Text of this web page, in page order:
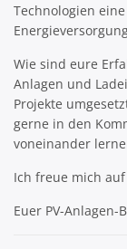
Technologien
Wie sind eure
Anlagen und
Projekte
gerne in den
voneinander
Ich freue mich
Euer PV-Anlagen-